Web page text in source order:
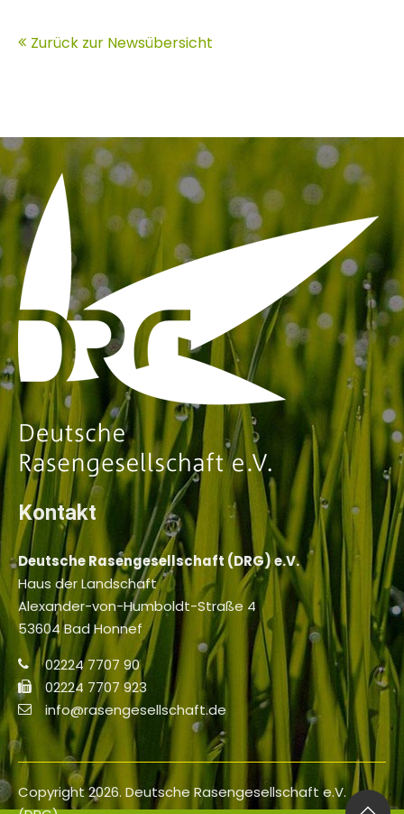
Zurück zur Newsübersicht
Kontakt
Deutsche Rasengesellschaft (DRG) e.V.
Haus der Landschaft
Alexander-von-Humboldt-Straße 4
53604 Bad Honnef
02224 7707 90
02224 7707 923
info@rasengesellschaft.de
Copyright 2026. Deutsche Rasengesellschaft e.V.